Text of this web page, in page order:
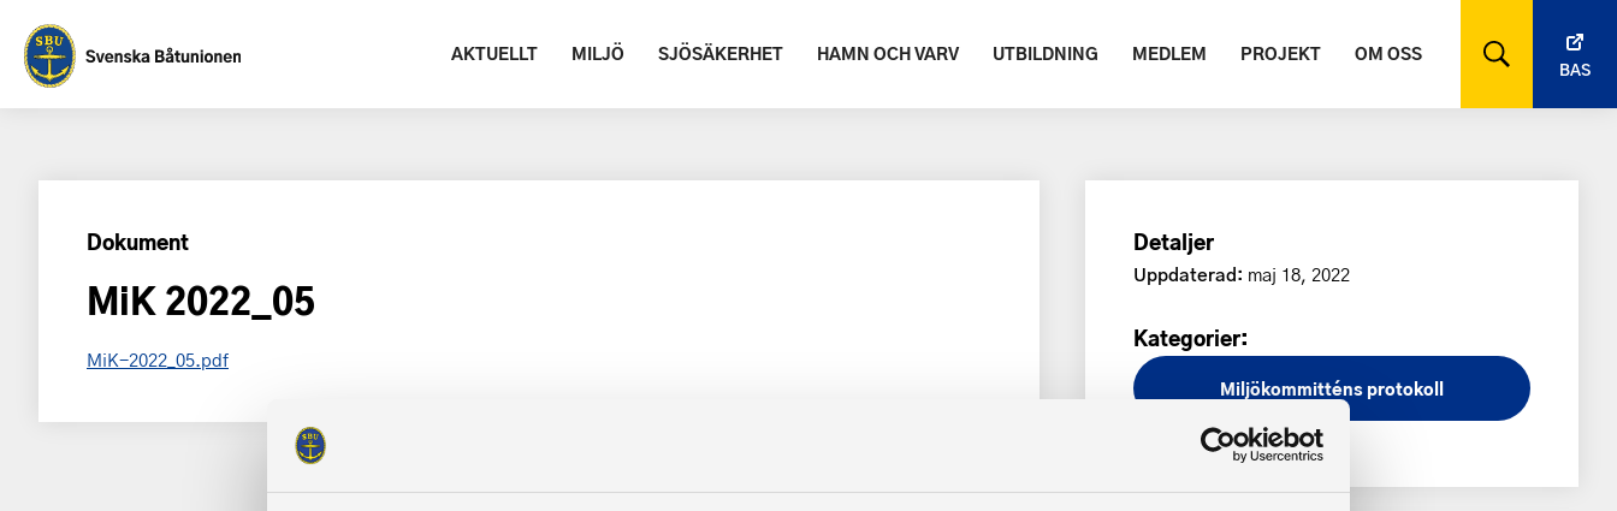
AKTUELLT MILJÖ SJÖSÄKERHET HAMN OCH VARV UTBILDNING MEDLEM PROJEKT OM OSS
BAS
Dokument
MiK 2022_05
MiK-2022_05.pdf
Detaljer
Uppdaterad: maj 18, 2022
Kategorier:
Miljökommitténs protokoll